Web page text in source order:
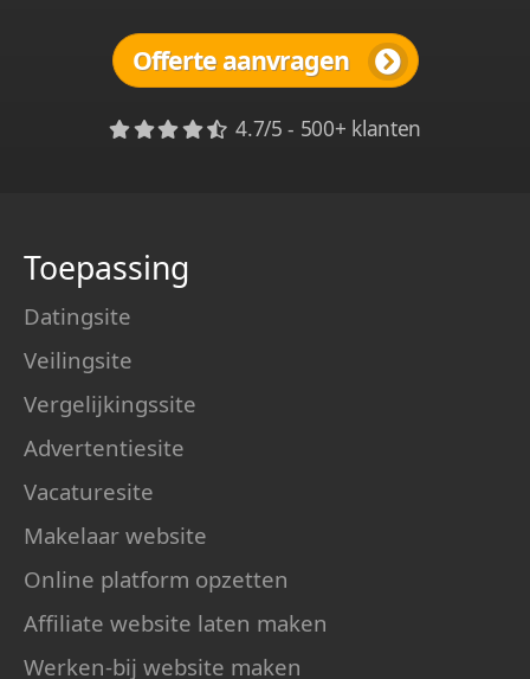
Offerte aanvragen
4.7/5 - 500+ klanten
Toepassing
Datingsite
Veilingsite
Vergelijkingssite
Advertentiesite
Vacaturesite
Makelaar website
Online platform opzetten
Affiliate website laten maken
Werken-bij website maken